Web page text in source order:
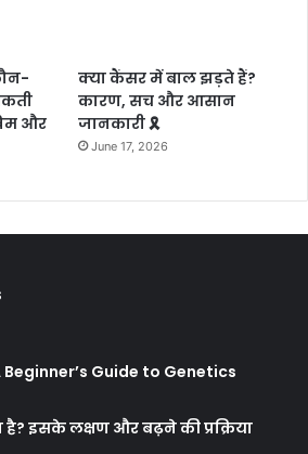
और
क्या कैंसर में बाल झड़ते हैं?
कारण, सच और आसान
जानकारी 🎗️
June 17, 2026
Guide to Genetics
है? इसके लक्षण और बढ़ने की प्रक्रिया